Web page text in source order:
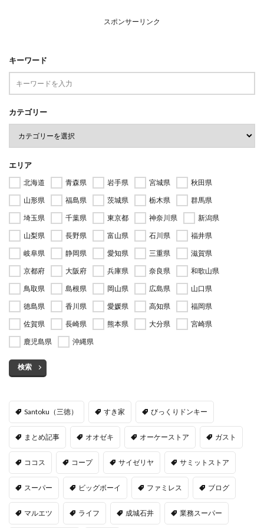
スポンサーリンク
キーワード
カテゴリー
エリア
北海道 青森県 岩手県 宮城県
秋田県
山形県
福島県 茨城県 栃木県
群馬県
埼玉県
千葉県 東京都 神奈川県
新潟県
山梨県
長野県 富山県 石川県
福井県
岐阜県
静岡県 愛知県 三重県
滋賀県
京都府
大阪府 兵庫県 奈良県
和歌山県
鳥取県
島根県 岡山県 広島県
山口県
徳島県
香川県 愛媛県 高知県
福岡県
佐賀県
長崎県 熊本県 大分県
宮崎県
鹿児島県
沖縄県
検索
Santoku（三徳） すき家 びっくりドンキー
まとめ記事 オオゼキ オーケーストア ガスト
ココス コープ サイゼリヤ サミットストア
スーパー ビッグボーイ ファミレス ブログ
マルエツ ライフ 成城石井 業務スーパー